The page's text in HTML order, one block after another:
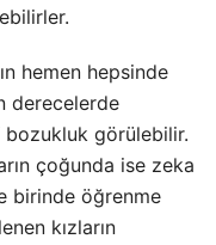
hemen hepsinde
derecelerde
görülebilir.
çoğunda ise zeka
birinde öğrenme
kızların